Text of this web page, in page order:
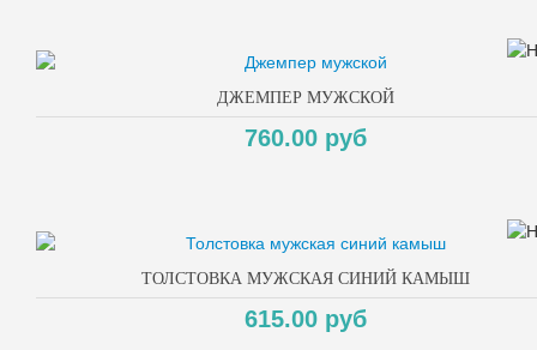
ДЖЕМПЕР МУЖСКОЙ
760.00 руб
ТОЛСТОВКА МУЖСКАЯ СИНИЙ КАМЫШ
615.00 руб